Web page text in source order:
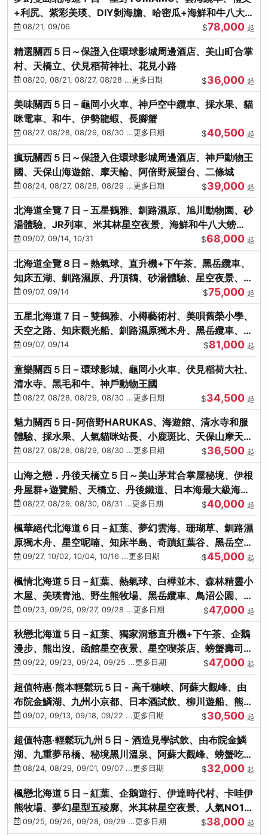
+利尻、紫彩美瑛、DIY剝海膽、哈密瓜+海鮮和牛八大螃
蟹吃到飽
08/21, 09/06 $78,000 起
精選關西５日～保證入住環球影城周邊酒店、美山町合掌
村、天橋立、伏見稻荷神社、花見小路
08/20, 08/21, 08/27, 08/28 ...更多日期 $36,000 起
美味關西５日－龜岡小火車、神戶空中纜車、採水果、貓
咪電車、和牛、伊勢龍蝦、長腳蟹
08/27, 08/28, 08/29, 08/30 ...更多日期 $40,500 起
瘋玩關西５日～保證入住環球影城周邊酒店、神戶動物王
國、天保山海遊館、摩天輪、阿倍野展望台、二條城
08/24, 08/27, 08/28, 08/29 ...更多日期 $39,000 起
北海道全覽７日－五星鶴雅、釧路濕原、旭川動物園、砂
湯體驗、JR列車、米其林星空夜景、海鮮和牛八大螃
蟹、卡哇依熊牧場
09/07, 09/14, 10/31 $68,000 起
北海道全覽８日－熱氣球、直升機+下午茶、黑岳纜車、
知床五湖、釧路濕原、丹頂鶴、砂湯體驗、星空夜景、洞
爺花火、螃蟹懷石料理
09/07, 09/14 $75,000 起
五星北海道７日－雙鶴雅、小樽藝術村、美唄舊榮小學、
天空之路、知床觀光船、釧路濕原獨木舟、黑岳纜車、流
冰硝子館DIY玻璃杯
09/07, 09/14 $81,000 起
童樂關西５日－環球影城、龜岡小火車、伏見稻荷大社、
清水寺、黑毛和牛、神戶動物王國
08/27, 08/28, 08/29, 08/30 ...更多日期 $34,500 起
魅力關西５日-阿倍野HARUKAS、海遊館、清水寺和服
體驗、採水果、人氣貓咪站長、小鹿斑比、天保山摩天
輪、水上巴士
08/27, 08/28, 08/29, 08/30 ...更多日期 $36,500 起
山海之戀．丹後天橋立５日～美山茅茸合掌屋秘境、伊根
舟屋群+遊覽船、天橋立、丹後鐵道、日本海最大級海鮮
市場08/27, 08/29, 08/30, 08/31 ...更多日期 $40,000 起
楓華絕代北海道６日－紅葉、夢幻雲海、珊瑚草、釧路濕
原獨木舟、星空呢喃、知床半島、奇蹟紅葉谷、黑岳空中
纜車、旭山動物園
09/27, 10/02, 10/04, 10/16 ...更多日期 $45,000 起
楓情北海道５日－紅葉、熱氣球、白樺並木、森林精靈小
木屋、美瑛青池、野生熊牧場、黑岳纜車、鳥沼公園、紅
葉奇蹟谷、螃蟹吃到飽
09/23, 09/26, 09/27, 09/28 ...更多日期 $47,000 起
秋戀北海道５日－紅葉、獨家洞爺直升機+下午茶、企鵝
漫步、熊出沒、函館星空夜景、星空喫茶店、螃蟹壽司、
海膽、三大螃蟹放題
09/22, 09/23, 09/24, 09/25 ...更多日期 $47,000 起
超值特惠‧熊本輕鬆玩５日 - 高千穗峽、阿蘇大觀峰、由
布院金鱗湖、九州小京都、日本酒試飲、柳川遊船、熊本
城、熊本AEON
09/02, 09/13, 09/18, 09/22 ...更多日期 $30,500 起
超值特惠‧輕鬆玩九州５日 - 酒造見學試飲、由布院金鱗
湖、九重夢吊橋、秘境黑川溫泉、阿蘇大觀峰、螃蟹吃到
飽08/24, 08/29, 09/01, 09/07 ...更多日期 $32,000 起
楓戀北海道５日－紅葉、企鵝遊行、伊達時代村、卡哇伊
熊牧場、夢幻星型五稜廓、米其林星空夜景、人氣NO1小
丑漢堡、洞爺花火
09/25, 09/26, 09/28, 09/29 ...更多日期 $38,000 起